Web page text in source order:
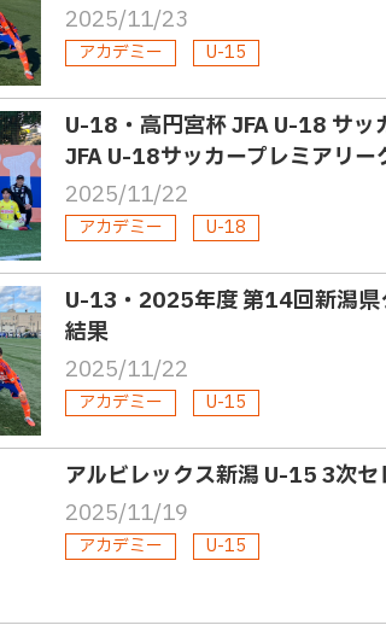
2025/11/23
アカデミー U-15
U-18・高円宮杯 JFA U-18 サ
JFA U-18サッカープレミアリ
2025/11/22
アカデミー U-18
U-13・2025年度 第14回新潟県
結果
2025/11/22
アカデミー U-15
アルビレックス新潟 U-15 3次
2025/11/19
アカデミー U-15